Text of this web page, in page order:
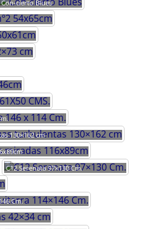
Con-cierto Blues
130×162 cm
C12 Serenata 97×130 Cm.
Cm.